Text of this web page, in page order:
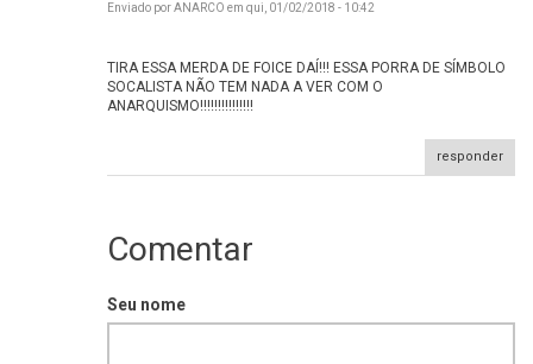
Enviado porANARCO em qui, 01/02/2018 - 10:42
TIRA ESSA MERDA DE FOICE DAÍ!
TIRA ESSA MERDA DE FOICE DAÍ!!! ESSA PORRA DE SÍMBOLO
SOCALISTA NÃO TEM NADA A VER COM O
ANARQUISMO!!!!!!!!!!!!!!!
responder
Comentar
Seu nome